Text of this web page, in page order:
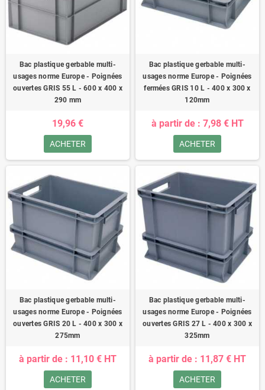
Bac plastique gerbable multi-
usages norme Europe - Poignées
ouvertes GRIS 55 L - 600 x 400 x
290 mm
19,96 €
ACHETER
Bac plastique gerbable multi-
usages norme Europe - Poignées
fermées GRIS 10 L - 400 x 300 x
120mm
à partir de : 7,98 € HT
ACHETER
Bac plastique gerbable multi-
usages norme Europe - Poignées
ouvertes GRIS 20 L - 400 x 300 x
275mm
à partir de : 11,10 € HT
ACHETER
Bac plastique gerbable multi-
usages norme Europe - Poignées
ouvertes GRIS 27 L - 400 x 300 x
325mm
à partir de : 11,87 € HT
ACHETER